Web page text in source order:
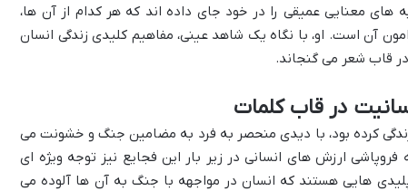
های معنایی عمیقی را در خود جای داده اند که هر کدام از آن ها،
آن است. او، با نگاه یک شاهد عینی، مفاهیم کلیدی زندگی انسان
قاب شعر می گنجاند.
در قاب کلمات
کرده بود، با دیدی منحصر به فرد به مضامین جنگ و خشونت می
فروپاشی ارزش های انسانی در زیر بار این فجایع نیز توجه ویژه ای
هایی هستند که انسان در مواجهه با جنگ به آن ها آلوده می